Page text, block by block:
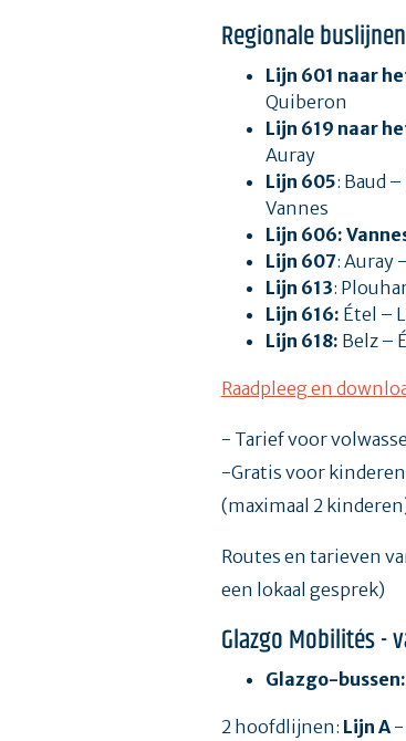
Regionale
Lijn 601 naar
Quiberon
Lijn 619 naar
Auray
Lijn 605: Baud
Vannes
Lijn 606:
Lijn 607: Auray
Lijn 613:
Lijn 616: Étel –
Lijn 618: Belz –
Raadpleeg en
- Tarief voor
-Gratis voor
(maximaal 2
Routes en tarieven
een lokaal gesprek)
Glazgo Mobilités -
Glazgo-
2 hoofdlijnen: Lijn A-